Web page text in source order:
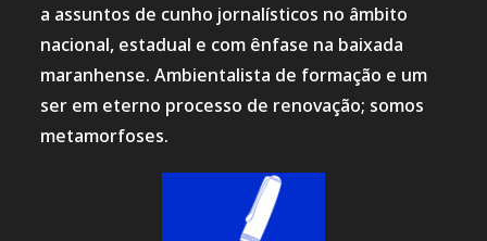
a assuntos de cunho jornalísticos no âmbito
nacional, estadual e com ênfase na baixada
maranhense. Ambientalista de formação e um
ser em eterno processo de renovação; somos
metamorfoses.